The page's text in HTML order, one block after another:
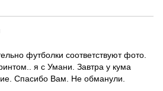
футболки соответствуют фото.
я с Умани. Завтра у кума
Спасибо Вам. Не обманули.